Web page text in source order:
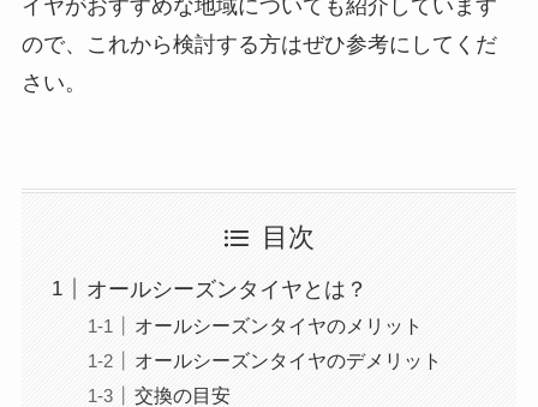
イヤがおすすめな地域についても紹介しています
ので、これから検討する方はぜひ参考にしてくだ
さい。
目次
オールシーズンタイヤとは？
オールシーズンタイヤのメリット
オールシーズンタイヤのデメリット
交換の目安